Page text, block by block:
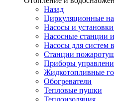
Назад
Циркуляционные
Насосы и
Насосные станции
Насосы для систем
Станции
Приборы
Жидкотопливные
Обогреватели
Тепловые пушки
Теплоизоляция